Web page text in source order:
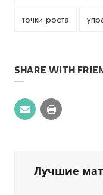
точки роста
SHARE WITH
Лучшие